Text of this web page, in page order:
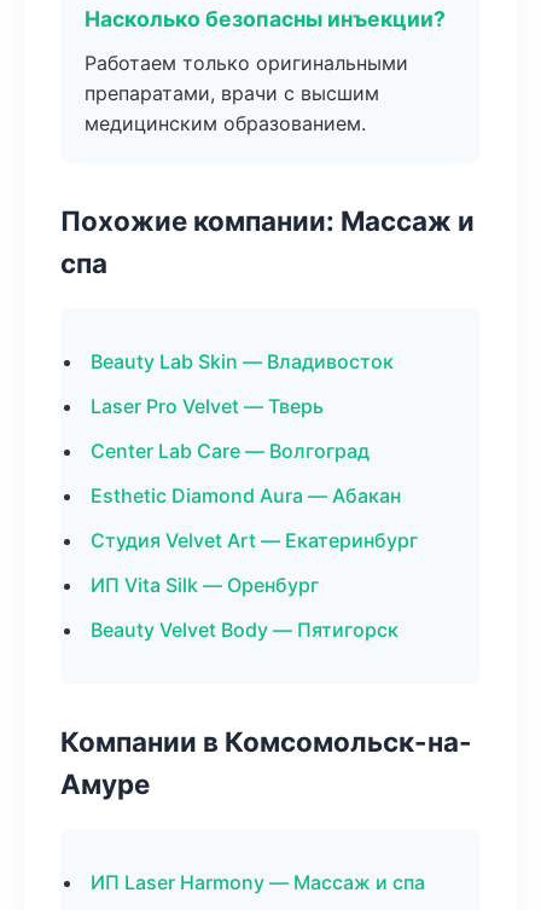
Насколько безопасны инъекции?
Работаем только оригинальными
препаратами, врачи с высшим
медицинским образованием.
Похожие компании: Массаж и
спа
Beauty Lab Skin — Владивосток
Laser Pro Velvet — Тверь
Center Lab Care — Волгоград
Esthetic Diamond Aura — Абакан
Студия Velvet Art — Екатеринбург
ИП Vita Silk — Оренбург
Beauty Velvet Body — Пятигорск
Компании в Комсомольск-на-
Амуре
ИП Laser Harmony — Массаж и спа